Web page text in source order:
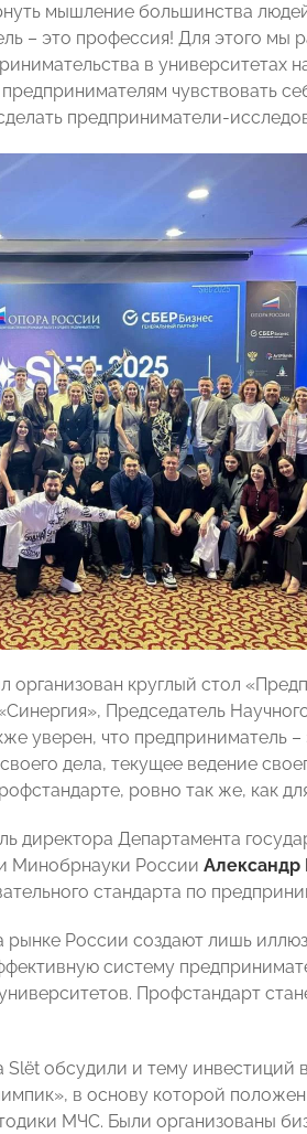
мышление большинства
– это профессия! Для этого мы
в университетах
чувствовать
предприниматели-
круглый стол
Председатель
уверен, что предприниматель
дела, текущее ведение
ровно так же, как
директора Департамента
Минобрнауки России Александр
стандарта по
рынке России создают лишь
систему
Профстандарт
обсудили и тему инвестиций
в основу которой
МЧС. Были организованы